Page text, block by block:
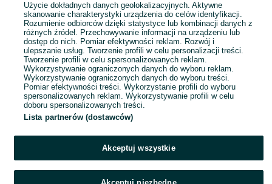
Katowice, Ligota-Panewniki
28 lipca 2026
1 2
Użycie dokładnych danych geolokalizacyjnych. Aktywne
skanowanie charakterystyki urządzenia do celów identyfikacji.
Rozumienie odbiorców dzięki statystyce lub kombinacji danych z
różnych źródeł. Przechowywanie informacji na urządzeniu lub
dostęp do nich. Pomiar efektywności reklam. Rozwój i
ulepszanie usług. Tworzenie profili w celu personalizacji treści.
Tworzenie profili w celu spersonalizowanych reklam.
Wykorzystywanie ograniczonych danych do wyboru reklam.
Wykorzystywanie ograniczonych danych do wyboru treści.
Pomiar efektywności treści. Wykorzystanie profili do wyboru
spersonalizowanych reklam. Wykorzystywanie profili w celu
doboru spersonalizowanych treści.
Lista partnerów (dostawców)
Akceptuj wszystkie